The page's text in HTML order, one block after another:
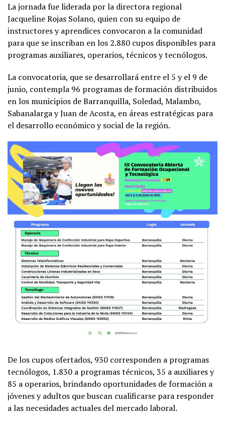
La jornada fue liderada por la directora regional
Jacqueline Rojas Solano, quien con su equipo de
instructores y aprendices convocaron a la comunidad
para que se inscriban en los 2.880 cupos disponibles para
programas auxiliares, operarios, técnicos y tecnólogos.
La convocatoria, que se desarrollará entre el 5 y el 9 de
junio, contempla 96 programas de formación distribuidos
en los municipios de Barranquilla, Soledad, Malambo,
Sabanalarga y Juan de Acosta, en áreas estratégicas para
el desarrollo económico y social de la región.
De los cupos ofertados, 930 corresponden a programas
tecnólogos, 1.830 a programas técnicos, 35 a auxiliares y
85 a operarios, brindando oportunidades de formación a
jóvenes y adultos que buscan cualificarse para responder
a las necesidades actuales del mercado laboral.